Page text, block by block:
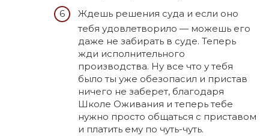
Ждешь решения суда и если оно
тебя удовлетворило — можешь его
даже не забирать в суде. Теперь
жди исполнительного
производства. Ну все что у тебя
было ты уже обезопасил и пристав
ничего не заберет, благодаря
Школе Оживания и теперь тебе
нужно просто общаться с приставом
и платить ему по чуть-чуть.